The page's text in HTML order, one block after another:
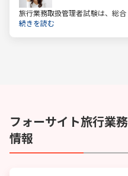
旅行業務取扱管理者試験は、総
資格です。一般的に「国家資格」
続きを読む
フォーサイト旅行業
情報